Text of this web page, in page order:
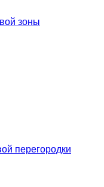
зоны
перегородки